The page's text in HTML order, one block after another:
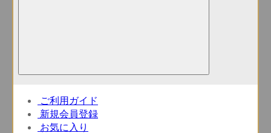
ご利用ガイド
新規会員登録
お気に入り